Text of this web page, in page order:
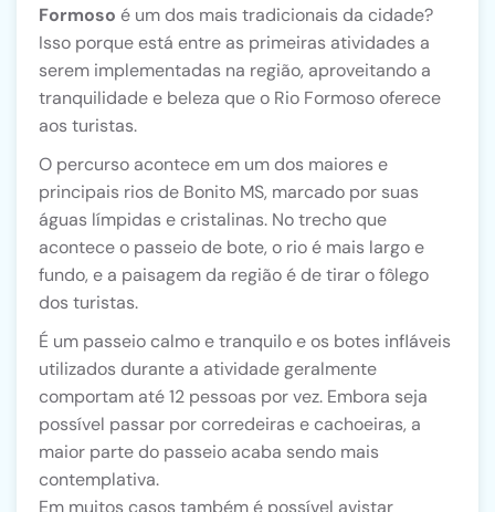
Formoso é um dos mais tradicionais da cidade?
Isso porque está entre as primeiras atividades a
serem implementadas na região, aproveitando a
tranquilidade e beleza que o Rio Formoso oferece
aos turistas.
O percurso acontece em um dos maiores e
principais rios de Bonito MS, marcado por suas
águas límpidas e cristalinas. No trecho que
acontece o passeio de bote, o rio é mais largo e
fundo, e a paisagem da região é de tirar o fôlego
dos turistas.
É um passeio calmo e tranquilo e os botes infláveis
utilizados durante a atividade geralmente
comportam até 12 pessoas por vez. Embora seja
possível passar por corredeiras e cachoeiras, a
maior parte do passeio acaba sendo mais
contemplativa.
Em muitos casos também é possível avistar